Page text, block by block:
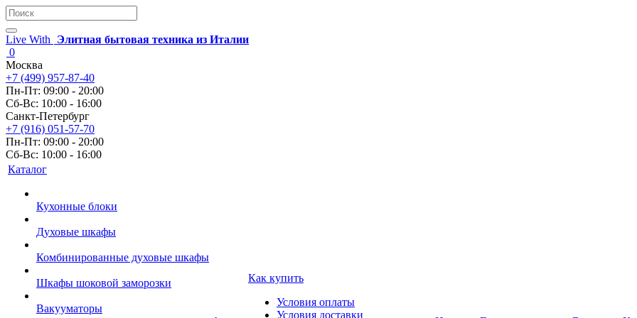
Live With
Элитная бытовая техника из Италии
0
Москва
+7 (499) 957-87-40
Пн-Пт: 09:00 - 20:00
Сб-Вс: 10:00 - 16:00
Санкт-Петербург
+7 (916) 051-57-70
Пн-Пт: 09:00 - 20:00
Сб-Вс: 10:00 - 16:00
Каталог
Кухонные блоки
Духовые шкафы
Комбинированные духовые шкафы
Шкафы шоковой заморозки
Вакууматоры
Как купить
Условия оплаты
Условия доставки